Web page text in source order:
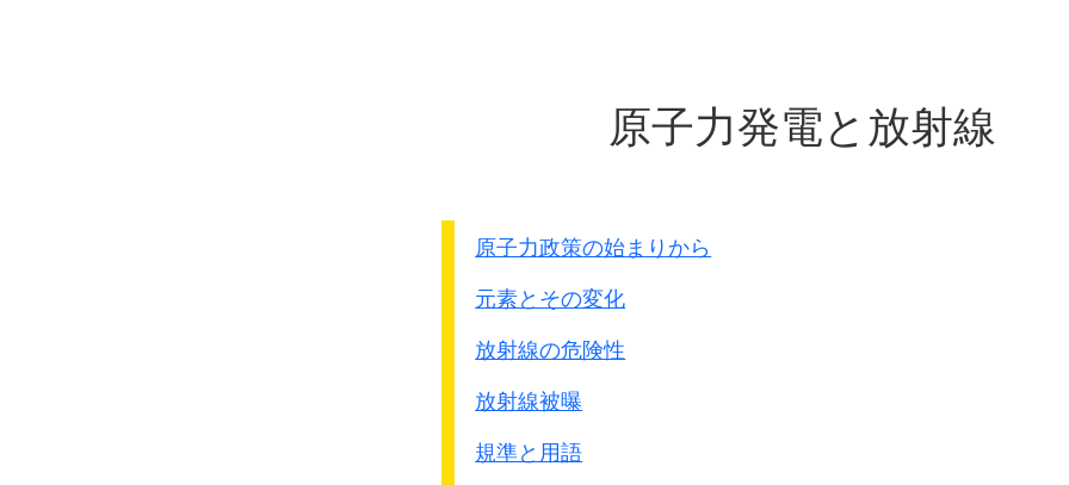
中央政府(国民政府)に管理されない
自主的な人民軍が日本軍と戦うようになったのです。
勝ち負けという概念がなくなります。
次々と敵に変えていく占領の仕方をしたのですから、
勝利はありません。
日本兵がいなくなるとゲリラの村になる。
しかもゲリラ兵と村人の区別が一切つかないのです。
原子力発電と放射線
原子力政策の始まりから
元素とその変化
放射線の危険性
放射線被曝
規準と用語